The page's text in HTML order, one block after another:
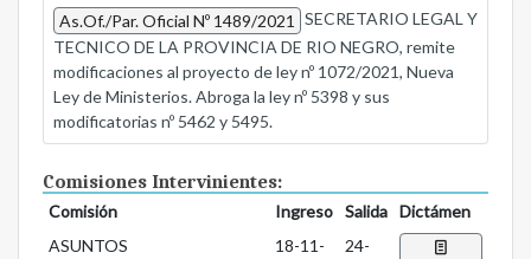
As.Of./Par. Oficial Nº 1489/2021
SECRETARIO LEGAL Y
TECNICO DE LA PROVINCIA DE RIO NEGRO, remite
modificaciones al proyecto de ley nº 1072/2021, Nueva
Ley de Ministerios. Abroga la ley nº 5398 y sus
modificatorias nº 5462 y 5495.
Comisiones Intervinientes:
Comisión Ingreso Salida
Dictámen
ASUNTOS
18-11-
24-